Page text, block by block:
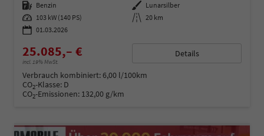
Kraftstoff Benzin Außenfarbe Lunarsilber
Leistung 103 kW (140 PS) Kilometerstand 20 km
01.03.2026
25.085,– €
incl. 19% MwSt.
Details
Verbrauch kombiniert:6,00 l/100km
CO2-Klasse: D
CO2-Emissionen: 132,00 g/km